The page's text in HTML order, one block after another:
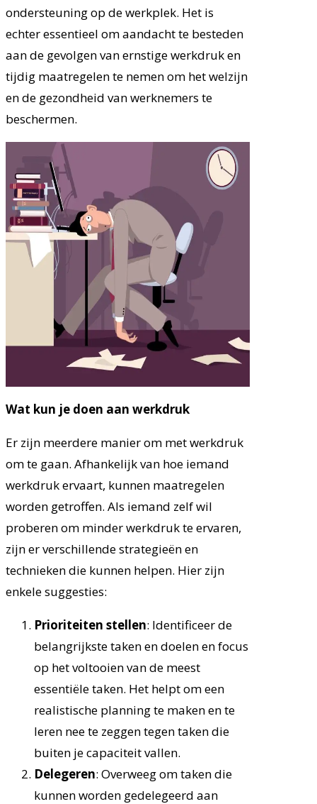
ondersteuning op de werkplek. Het is
echter essentieel om aandacht te besteden
aan de gevolgen van ernstige werkdruk en
tijdig maatregelen te nemen om het welzijn
en de gezondheid van werknemers te
beschermen.
Wat kun je doen aan werkdruk
Er zijn meerdere manier om met werkdruk
om te gaan. Afhankelijk van hoe iemand
werkdruk ervaart, kunnen maatregelen
worden getroffen. Als iemand zelf wil
proberen om minder werkdruk te ervaren,
zijn er verschillende strategieën en
technieken die kunnen helpen. Hier zijn
enkele suggesties:
Prioriteiten stellen: Identificeer de
belangrijkste taken en doelen en focus
op het voltooien van de meest
essentiële taken. Het helpt om een
realistische planning te maken en te
leren nee te zeggen tegen taken die
buiten je capaciteit vallen.
Delegeren: Overweeg om taken die
kunnen worden gedelegeerd aan